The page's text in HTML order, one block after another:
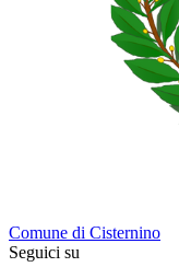
Comune di Cisternino
Seguici su